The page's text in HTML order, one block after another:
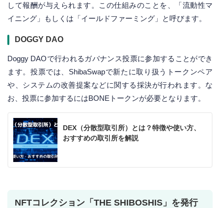
して報酬が与えられます。この仕組みのことを、「流動性マ
イニング」もしくは「イールドファーミング」と呼びます。
DOGGY DAO
Doggy DAOで行われるガバナンス投票に参加することができ
ます。投票では、ShibaSwapで新たに取り扱うトークンペア
や、システムの改善提案などに関する採決が行われます。な
お、投票に参加するにはBONEトークンが必要となります。
DEX（分散型取引所）とは？特徴や使い方、
おすすめの取引所を解説
NFTコレクション「THE SHIBOSHIS」を発行